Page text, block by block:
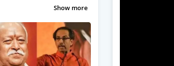
Show more